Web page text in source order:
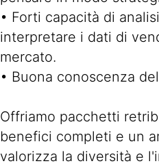
• Forti capacità di
interpretare i dati di
mercato.
• Buona conoscenza
Offriamo pacchetti
benefici completi e un
valorizza la diversità e